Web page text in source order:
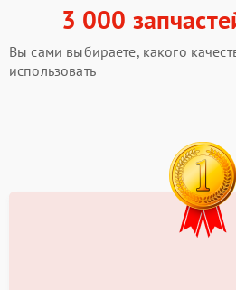
3 000
Вы сами выбираете, какого
использовать